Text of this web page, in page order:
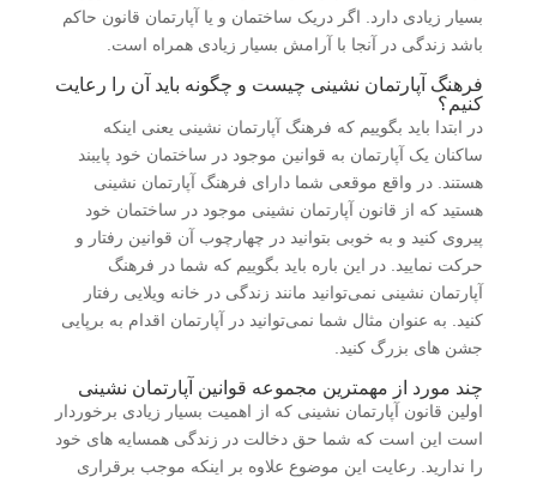
بسیار زیادی دارد. اگر دریک ساختمان و یا آپارتمان قانون حاکم
باشد زندگی در آنجا با آرامش بسیار زیادی همراه است.
فرهنگ آپارتمان نشینی چیست و چگونه باید آن را رعایت
کنیم؟
در ابتدا باید بگوییم که فرهنگ آپارتمان نشینی یعنی اینکه
ساکنان یک آپارتمان به قوانین موجود در ساختمان خود پایبند
هستند. در واقع موقعی شما دارای فرهنگ آپارتمان نشینی
هستید که از قانون آپارتمان نشینی موجود در ساختمان خود
پیروی کنید و به خوبی بتوانید در چهارچوب آن قوانین رفتار و
حرکت نمایید. در این باره باید بگوییم که شما در فرهنگ
آپارتمان نشینی نمی‌توانید مانند زندگی در خانه ویلایی رفتار
کنید. به عنوان مثال شما نمی‌توانید در آپارتمان اقدام به برپایی
جشن‌ های بزرگ کنید.
چند مورد از مهمترین مجموعه قوانین آپارتمان نشینی
اولین قانون آپارتمان نشینی که از اهمیت بسیار زیادی برخوردار
است این است که شما حق دخالت در زندگی همسایه های خود
را ندارید. رعایت این موضوع علاوه بر اینکه موجب برقراری